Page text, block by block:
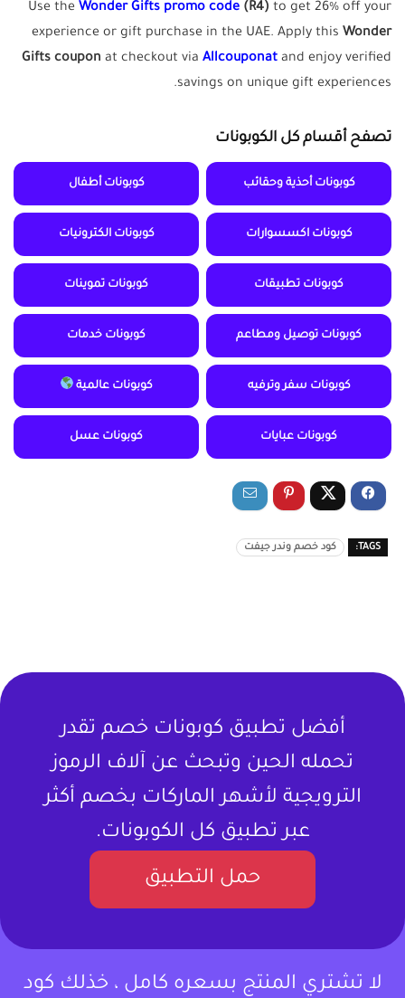
Use the Wonder Gifts promo code (R4) to get 26% off your
experience or gift purchase in the UAE. Apply this Wonder
Gifts coupon at checkout via Allcouponat and enjoy verified
savings on unique gift experiences.
تصفح أقسام كل الكوبونات
كوبونات أحذية وحقائب كوبونات أطفال
كوبونات اكسسوارات كوبونات الكترونيات
كوبونات تطبيقات كوبونات تموينات
كوبونات توصيل ومطاعم كوبونات خدمات
كوبونات سفر وترفيه كوبونات عالمية
كوبونات عبايات كوبونات عسل
TAGS: كود خصم وندر جيفت
أفضل تطبيق كوبونات خصم تقدر
تحمله الحين وتبحث عن آلاف الرموز
الترويجية لأشهر الماركات بخصم أكثر
عبر تطبيق كل الكوبونات.
حمل التطبيق
لا تشتري المنتج بسعره كامل ، خذلك كود